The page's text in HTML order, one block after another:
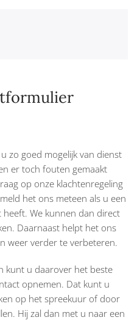
zo goed mogelijk van dienst
er toch fouten gemaakt
op onze klachtenregeling
het ons meteen als u een
We kunnen dan direct
Daarnaast helpt het ons
weer verder te verbeteren.
kunt u daarover het beste
opnemen. Dat kunt u
op het spreekuur of door
Hij zal dan met u naar een